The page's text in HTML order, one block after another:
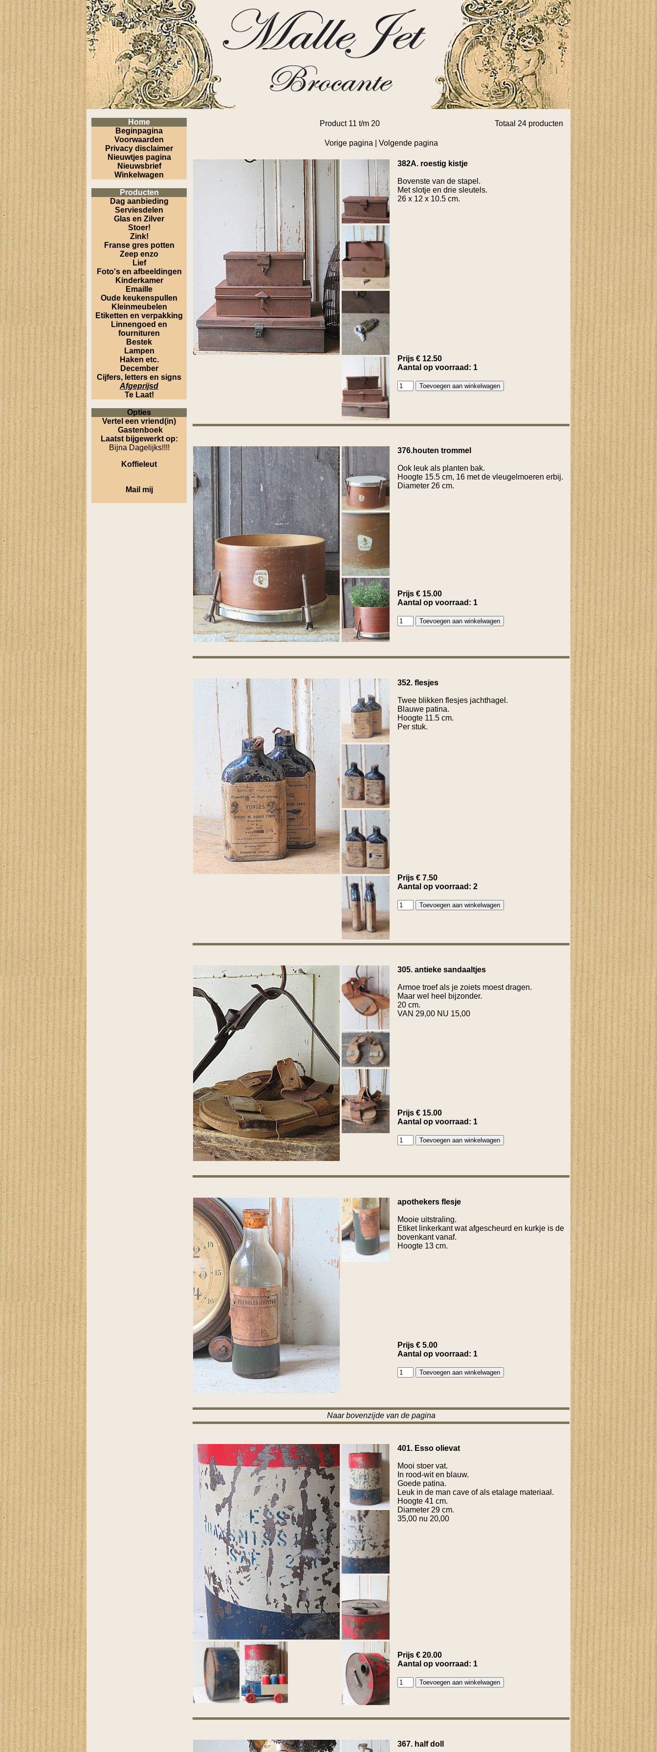
Home
Beginpagina
Voorwaarden
Privacy disclaimer
Nieuwtjes pagina
Nieuwsbrief
Winkelwagen
Producten
Dag aanbieding
Serviesdelen
Glas en Zilver
Stoer!
Zink!
Franse gres potten
Zeep enzo
Lief
Foto's en afbeeldingen
Kinderkamer
Emaille
Oude keukenspullen
Kleinmeubelen
Etiketten en verpakking
Linnengoed en
fournituren
Bestek
Lampen
Haken etc.
December
Cijfers, letters en signs
Afgeprijsd
Te Laat!
Opties
Vertel een vriend(in)
Gastenboek
Laatst bijgewerkt op:
Bijna Dagelijks!!!!
Koffieleut
Mail mij
Product 11 t/m 20 Totaal 24 producten
Vorige pagina Volgende pagina
382A. roestig kistje
Bovenste van de stapel.
Met slotje en drie sleutels.
26 x 12 x 10.5 cm.
Prijs € 12.50
Aantal op voorraad: 1
376.houten trommel
Ook leuk als planten bak.
Hoogte 15.5 cm, 16 met de vleugelmoeren erbij.
Diameter 26 cm.
Prijs € 15.00
Aantal op voorraad: 1
352. flesjes
Twee blikken flesjes jachthagel.
Blauwe patina.
Hoogte 11.5 cm.
Per stuk.
Prijs € 7.50
Aantal op voorraad: 2
305. antieke sandaaltjes
Armoe troef als je zoiets moest dragen.
Maar wel heel bijzonder.
20 cm.
VAN 29,00 NU 15,00
Prijs € 15.00
Aantal op voorraad: 1
apothekers flesje
Mooie uitstraling.
Etiket linkerkant wat afgescheurd en kurkje is de
bovenkant vanaf.
Hoogte 13 cm.
Prijs € 5.00
Aantal op voorraad: 1
Naar bovenzijde van de pagina
401. Esso olievat
Mooi stoer vat.
In rood-wit en blauw.
Goede patina.
Leuk in de man cave of als etalage materiaal.
Hoogte 41 cm.
Diameter 29 cm.
35,00 nu 20,00
Prijs € 20.00
Aantal op voorraad: 1
367. half doll